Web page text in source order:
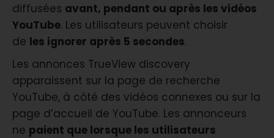
diffusées avant, pendant ou après les vidéos
YouTube. Les utilisateurs peuvent choisir
de les ignorer après 5 secondes.
Les annonces TrueView discovery
apparaissent sur la page de recherche
YouTube, à côté des vidéos connexes ou sur la
page d’accueil de YouTube. Les annonceurs
ne paient que lorsque les utilisateurs